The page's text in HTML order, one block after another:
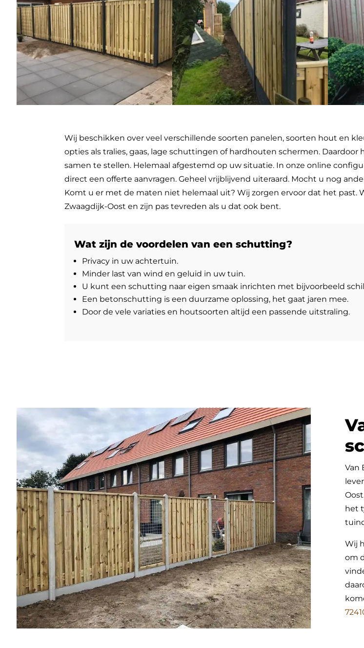
Wij beschikken over veel verschillende soorten panelen, soorten hout en
opties als tralies, gaas, lage schuttingen of hardhouten schermen.
samen te stellen. Helemaal afgestemd op uw situatie. In onze online
direct een offerte aanvragen. Geheel vrijblijvend uiteraard. Mocht u nog
Komt u er met de maten niet helemaal uit? Wij zorgen ervoor dat het
Zwaagdijk-Oost en zijn pas tevreden als u dat ook bent.
Wat zijn de voordelen van een schutting?
Privacy in uw achtertuin.
Minder last van wind en geluid in uw tuin.
U kunt een schutting naar eigen smaak inrichten met bijvoorbeeld
Een betonschutting is een duurzame oplossing, het gaat jaren mee.
Door de vele variaties en houtsoorten altijd een passende uitstraling.
Van
het
Wij
om